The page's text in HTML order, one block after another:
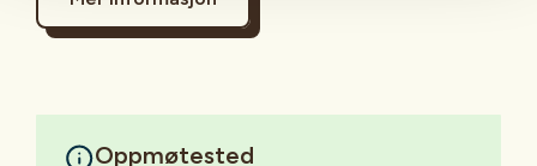
Oppmøtested